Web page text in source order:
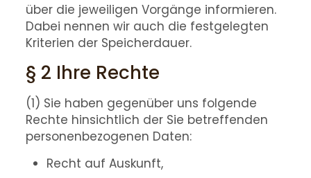
über die jeweiligen Vorgänge informieren.
Dabei nennen wir auch die festgelegten
Kriterien der Speicherdauer.
§ 2 Ihre Rechte
(1) Sie haben gegenüber uns folgende
Rechte hinsichtlich der Sie betreffenden
personenbezogenen Daten:
Recht auf Auskunft,